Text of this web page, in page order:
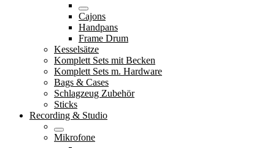
Cajons
Handpans
Frame Drum
Kesselsätze
Komplett Sets mit Becken
Komplett Sets m. Hardware
Bags & Cases
Schlagzeug Zubehör
Sticks
Recording & Studio
Mikrofone